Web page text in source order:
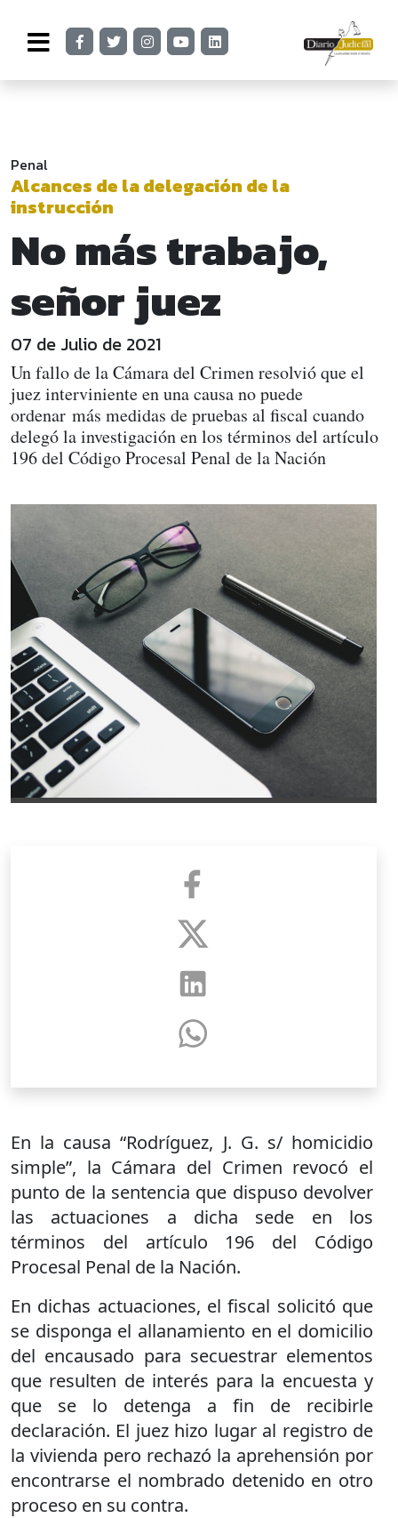
Penal
Alcances de la delegación de la
instrucción
No más trabajo,
señor juez
07 de Julio de 2021
Un fallo de la Cámara del Crimen resolvió que el
juez interviniente en una causa no puede
ordenar más medidas de pruebas al fiscal cuando
delegó la investigación en los términos del artículo
196 del Código Procesal Penal de la Nación
En la causa “Rodríguez, J. G. s/ homicidio
simple”, la Cámara del Crimen revocó el
punto de la sentencia que dispuso devolver
las actuaciones a dicha sede en los
términos del artículo 196 del Código
Procesal Penal de la Nación.
En dichas actuaciones, el fiscal solicitó que
se disponga el allanamiento en el domicilio
del encausado para secuestrar elementos
que resulten de interés para la encuesta y
que se lo detenga a fin de recibirle
declaración. El juez hizo lugar al registro de
la vivienda pero rechazó la aprehensión por
encontrarse el nombrado detenido en otro
proceso en su contra.